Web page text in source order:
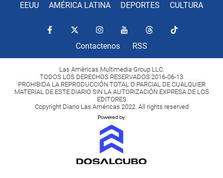
EEUU AMÉRICA LATINA DEPORTES CULTURA
Contactenos RSS
Las Américas Multimedia Group LLC.
TODOS LOS DERECHOS RESERVADOS 2016-06-13
PROHIBIDA LA REPRODUCCIÓN TOTAL O PARCIAL DE CUALQUIER
MATERIAL DE ESTE DIARIO SIN LA AUTORIZACIÓN EXPRESA DE LOS
EDITORES
Copyright Diario Las Américas 2022. All rights reserved